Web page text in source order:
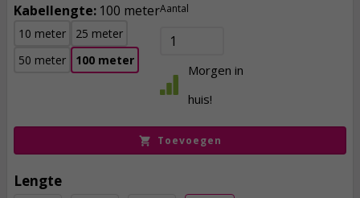
Kabellengte: 100 meter
10 meter
25 meter
50 meter
100 meter
Aantal
Morgen in
huis!
Toevoegen
Lengte